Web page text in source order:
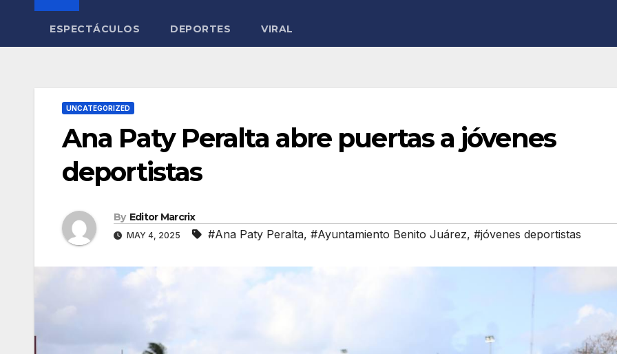
ESPECTÁCULOS DEPORTES VIRAL
UNCATEGORIZED
Ana Paty Peralta abre puertas a jóvenes
deportistas
By Editor Marcrix
MAY 4, 2025 #Ana Paty Peralta, #Ayuntamiento Benito Juárez, #jóvenes deportistas